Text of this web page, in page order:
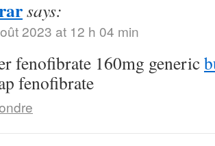
says:
2023 at 12 h 04 min
fenofibrate 160mg generic
fenofibrate